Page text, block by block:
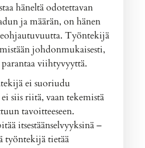
häneltä odotettavan
ja määrän, on hänen
Työntekijä
johdonmukaisesti,
viihtyvyyttä.
ei suoriudu
siis riitä, vaan tekemistä
tavoitteeseen.
itsestäänselvyyksinä –
työntekijä tietää